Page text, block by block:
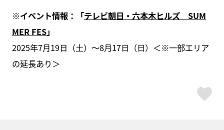
※イベント情報：「テレビ朝日・六本木ヒルズ SUM
MER FES」
2025年7月19日（土）～8月17日（日）＜※一部エリア
の延長あり＞